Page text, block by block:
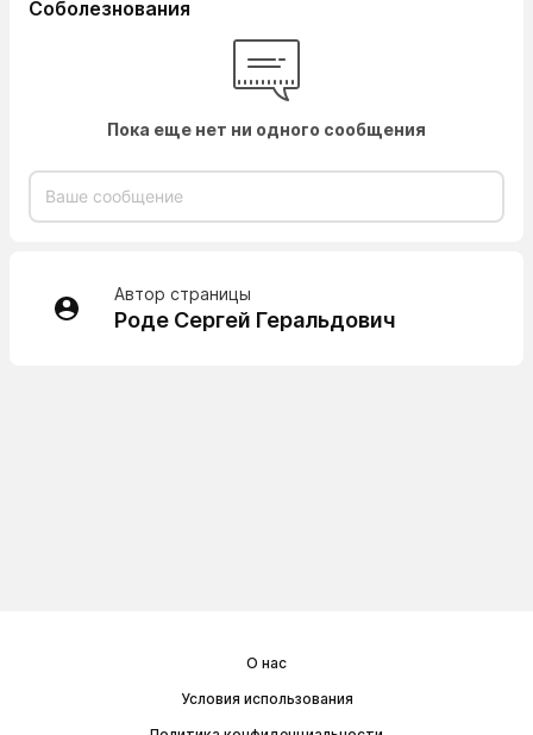
Соболезнования
Пока еще нет ни одного сообщения
Автор страницы
Роде Сергей Геральдович
О нас
Условия использования